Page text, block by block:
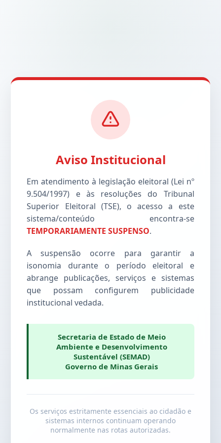
Aviso Institucional
Em atendimento à legislação eleitoral (Lei nº
9.504/1997) e às resoluções do Tribunal
Superior Eleitoral (TSE), o acesso a este
sistema/conteúdo encontra-se
TEMPORARIAMENTE SUSPENSO.
A suspensão ocorre para garantir a
isonomia durante o período eleitoral e
abrange publicações, serviços e sistemas
que possam configurem publicidade
institucional vedada.
Secretaria de Estado de Meio
Ambiente e Desenvolvimento
Sustentável (SEMAD)
Governo de Minas Gerais
Os serviços estritamente essenciais ao cidadão e
sistemas internos continuam operando
normalmente nas rotas autorizadas.